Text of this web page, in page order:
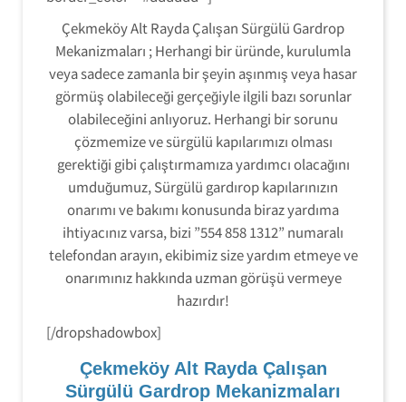
Çekmeköy Alt Rayda Çalışan Sürgülü Gardrop
Mekanizmaları ; Herhangi bir üründe, kurulumla
veya sadece zamanla bir şeyin aşınmış veya hasar
görmüş olabileceği gerçeğiyle ilgili bazı sorunlar
olabileceğini anlıyoruz. Herhangi bir sorunu
çözmemize ve sürgülü kapılarımızı olması
gerektiği gibi çalıştırmamıza yardımcı olacağını
umduğumuz, Sürgülü gardırop kapılarınızın
onarımı ve bakımı konusunda biraz yardıma
ihtiyacınız varsa, bizi ”554 858 1312” numaralı
telefondan arayın, ekibimiz size yardım etmeye ve
onarımınız hakkında uzman görüşü vermeye
hazırdır!
[/dropshadowbox]
Çekmeköy Alt Rayda Çalışan
Sürgülü Gardrop Mekanizmaları